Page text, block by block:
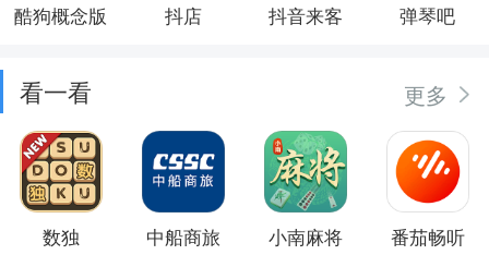
酷狗概念版 抖店 抖音来客 弹琴吧
看一看 更多
数独 中船商旅 小南麻将 番茄畅听